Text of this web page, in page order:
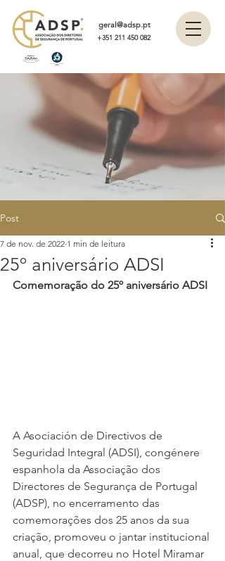
+351 211 450 082
geral@adsp.pt
Post
25º aniversário ADSI
7 de nov. de 2022 1 min de leitura
Comemoração do 25º aniversário ADSI
A Asociación de Directivos de
Seguridad Integral (ADSI), congénere
espanhola da Associação dos
Directores de Segurança de Portugal
(ADSP), no encerramento das
comemorações dos 25 anos da sua
criação, promoveu o jantar institucional
anual, que decorreu no Hotel Miramar